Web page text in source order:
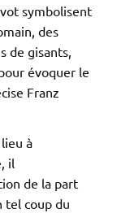
symbolisent
des
de gisants,
évoquer le
Franz
à
il
de la part
tel coup du